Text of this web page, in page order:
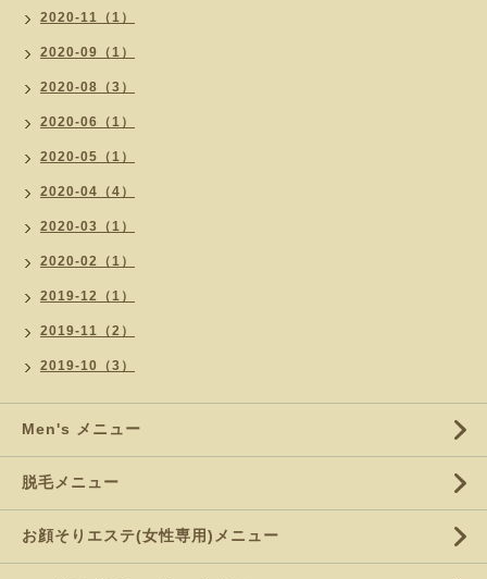
2020-11（1）
2020-09（1）
2020-08（3）
2020-06（1）
2020-05（1）
2020-04（4）
2020-03（1）
2020-02（1）
2019-12（1）
2019-11（2）
2019-10（3）
Men's メニュー
脱毛メニュー
お顔そりエステ(女性専用)メニュー